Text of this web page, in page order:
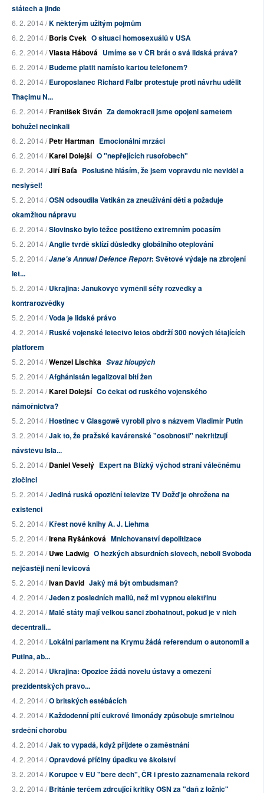
státech a jinde
6. 2. 2014 /K některým užitým pojmům
6. 2. 2014 /Boris Cvek O situaci homosexuálů v USA
6. 2. 2014 /Vlasta Hábová Umíme se v ČR brát o svá lidská práva?
6. 2. 2014 /Budeme platit namísto kartou telefonem?
6. 2. 2014 /Europoslanec Richard Falbr protestuje proti návrhu udělit
Thaçimu N...
6. 2. 2014 /František Štván Za demokracii jsme opojeni sametem
bohužel necinkali
6. 2. 2014 /Petr Hartman Emocionální mrzáci
6. 2. 2014 /Karel Dolejší O "nepřejících rusofobech"
6. 2. 2014 /Jiří Baťa Poslušně hlásím, že jsem vopravdu nic neviděl a
neslyšel!
5. 2. 2014 /OSN odsoudila Vatikán za zneužívání dětí a požaduje
okamžitou nápravu
6. 2. 2014 /Slovinsko bylo těžce postiženo extremním počasím
5. 2. 2014 /Anglie tvrdě sklízí důsledky globálního oteplování
5. 2. 2014 /Jane's Annual Defence Report: Světové výdaje na zbrojení
let...
5. 2. 2014 /Ukrajina: Janukovyč vyměnil šéfy rozvědky a
kontrarozvědky
5. 2. 2014 /Voda je lidské právo
4. 2. 2014 /Ruské vojenské letectvo letos obdrží 300 nových létajících
platforem
5. 2. 2014 /Wenzel Lischka Svaz hloupých
5. 2. 2014 /Afghánistán legalizoval bití žen
5. 2. 2014 /Karel Dolejší Co čekat od ruského vojenského
námořnictva?
5. 2. 2014 /Hostinec v Glasgowě vyrobil pivo s názvem Vladimír Putin
3. 2. 2014 /Jak to, že pražské kavárenské "osobnosti" nekritizují
návštěvu Isla...
5. 2. 2014 /Daniel Veselý Expert na Blízký východ straní válečnému
zločinci
5. 2. 2014 /Jediná ruská opoziční televize TV Dožď je ohrožena na
existenci
5. 2. 2014 /Křest nové knihy A. J. Liehma
5. 2. 2014 /Irena Ryšánková Mnichovanství depolitizace
5. 2. 2014 /Uwe Ladwig O hezkých absurdních slovech, neboli Svoboda
nejčastěji není levicová
5. 2. 2014 /Ivan David Jaký má být ombudsman?
4. 2. 2014 /Jeden z posledních mailů, než mi vypnou elektřinu
4. 2. 2014 /Malé státy mají velkou šanci zbohatnout, pokud je v nich
decentrali...
4. 2. 2014 /Lokální parlament na Krymu žádá referendum o autonomii a
Putina, ab...
4. 2. 2014 /Ukrajina: Opozice žádá novelu ústavy a omezení
prezidentských pravo...
4. 2. 2014 /O britských estébácích
4. 2. 2014 /Každodenní pití cukrové limonády způsobuje smrtelnou
srdeční chorobu
4. 2. 2014 /Jak to vypadá, když přijdete o zaměstnání
4. 2. 2014 /Opravdové příčiny úpadku ve školství
3. 2. 2014 /Korupce v EU "bere dech", ČR i přesto zaznamenala rekord
3. 2. 2014 /Británie terčem zdrcující kritiky OSN za "daň z ložnic"